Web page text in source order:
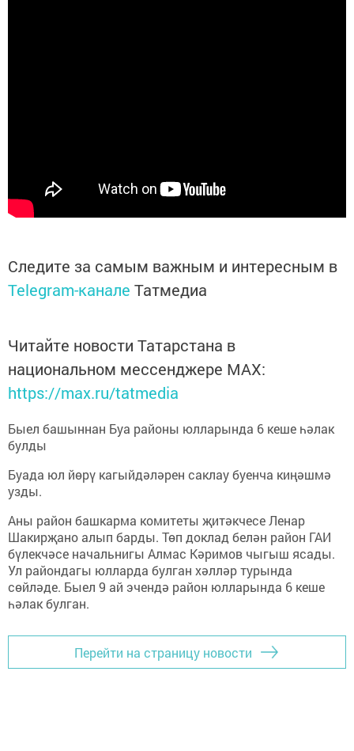
Следите за самым важным и интересным в
Telegram-канале Татмедиа
Читайте новости Татарстана в
национальном мессенджере MАХ:
https://max.ru/tatmedia
Быел башыннан Буа районы юлларында 6 кеше һәлак
булды
Буада юл йөрү кагыйдәләрен саклау буенча киңәшмә
узды.
Аны район башкарма комитеты җитәкчесе Ленар
Шакирҗано алып барды. Төп доклад белән район ГАИ
бүлекчәсе начальнигы Алмас Кәримов чыгыш ясады.
Ул райондагы юлларда булган хәлләр турында
сөйләде. Быел 9 ай эчендә район юлларында 6 кеше
һәлак булган.
Перейти на страницу новости